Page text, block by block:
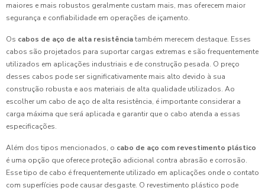
maiores e mais robustos geralmente custam mais, mas oferecem maior
segurança e confiabilidade em operações de içamento.
Os cabos de aço de alta resistênciatambém merecem destaque. Esses
cabos são projetados para suportar cargas extremas e são frequentemente
utilizados em aplicações industriais e de construção pesada. O preço
desses cabos pode ser significativamente mais alto devido à sua
construção robusta e aos materiais de alta qualidade utilizados. Ao
escolher um cabo de aço de alta resistência, é importante considerar a
carga máxima que será aplicada e garantir que o cabo atenda a essas
especificações.
Além dos tipos mencionados, o cabo de aço com revestimento plástico
é uma opção que oferece proteção adicional contra abrasão e corrosão.
Esse tipo de cabo é frequentemente utilizado em aplicações onde o contato
com superfícies pode causar desgaste. O revestimento plástico pode